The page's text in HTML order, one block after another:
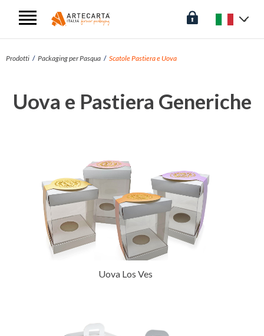
Prodotti Packaging per Pasqua Scatole Pastiera e Uova
Uova e Pastiera Generiche
Uova Los Ves